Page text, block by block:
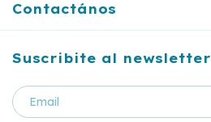
Contactános
Suscribite al newsletter